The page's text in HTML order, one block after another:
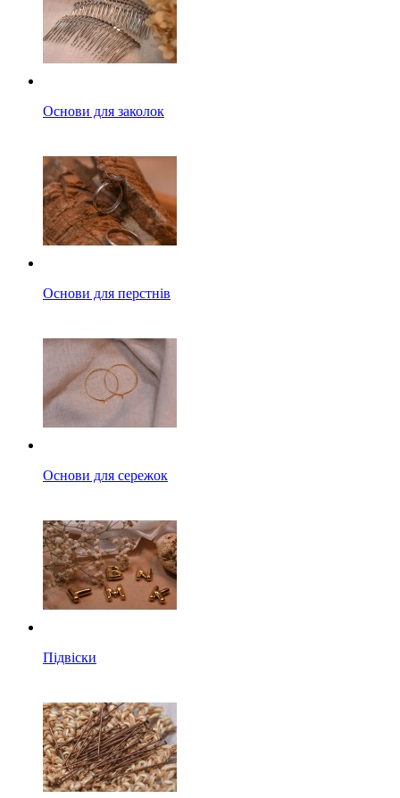
Основи для заколок
Основи для перстнів
Основи для сережок
Підвіски